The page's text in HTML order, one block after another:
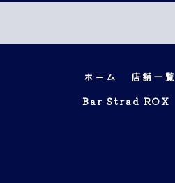
ホーム 店舗一覧
Bar Strad ROX